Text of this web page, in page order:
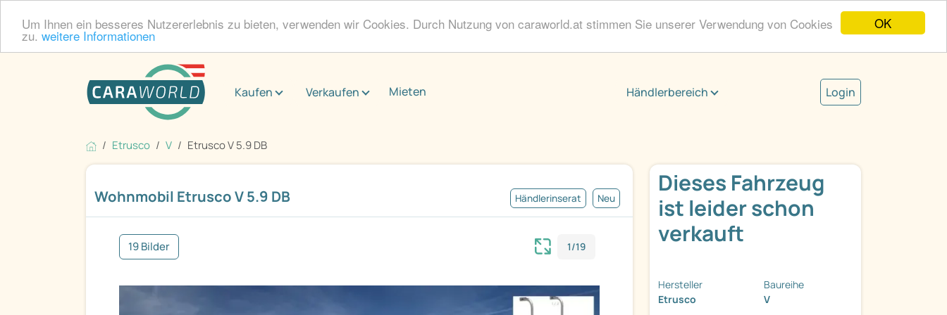
OK
Um Ihnen ein besseres Nutzererlebnis zu bieten, verwenden wir Cookies. Durch Nutzung von caraworld.at stimmen Sie unserer Verwendung von Cookies
zu. weitere Informationen
Kaufen Verkaufen Mieten Händlerbereich Login
Etrusco V Etrusco V 5.9 DB
Wohnmobil Etrusco V 5.9 DB Händlerinserat Neu
19 Bilder 1/19
Dieses Fahrzeug
ist leider schon
verkauft
Hersteller
Etrusco
Baureihe
V